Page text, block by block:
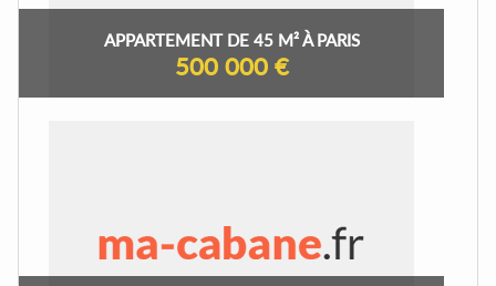
APPARTEMENT DE 45 M² À PARIS
500 000 €